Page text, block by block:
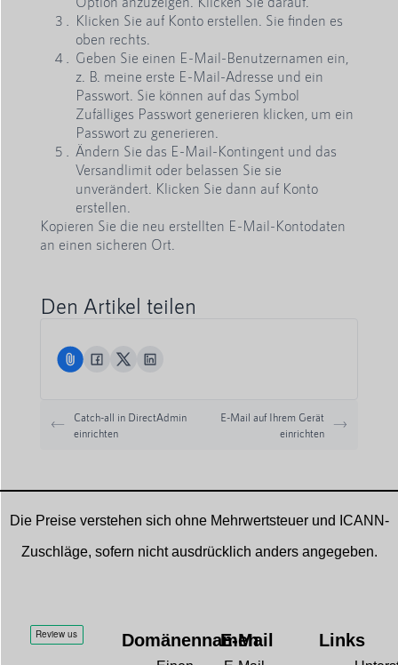
Klicken Sie auf Konto erstellen. Sie finden es
oben rechts.
Geben Sie einen E-Mail-Benutzernamen ein,
z. B. meine erste E-Mail-Adresse und ein
Passwort. Sie können auf das Symbol
Zufälliges Passwort generieren klicken, um ein
Passwort zu generieren.
Ändern Sie das E-Mail-Kontingent und das
Versandlimit oder belassen Sie sie
unverändert. Klicken Sie dann auf Konto
erstellen.
Kopieren Sie die neu erstellten E-Mail-Kontodaten
an einen sicheren Ort.
Den Artikel teilen
Catch-all in DirectAdmin
einrichten
E-Mail auf Ihrem Gerät
einrichten
Die Preise verstehen sich ohne Mehrwertsteuer und ICANN-
Zuschläge, sofern nicht ausdrücklich anders angegeben.
Domänennamen
E-Mail Links